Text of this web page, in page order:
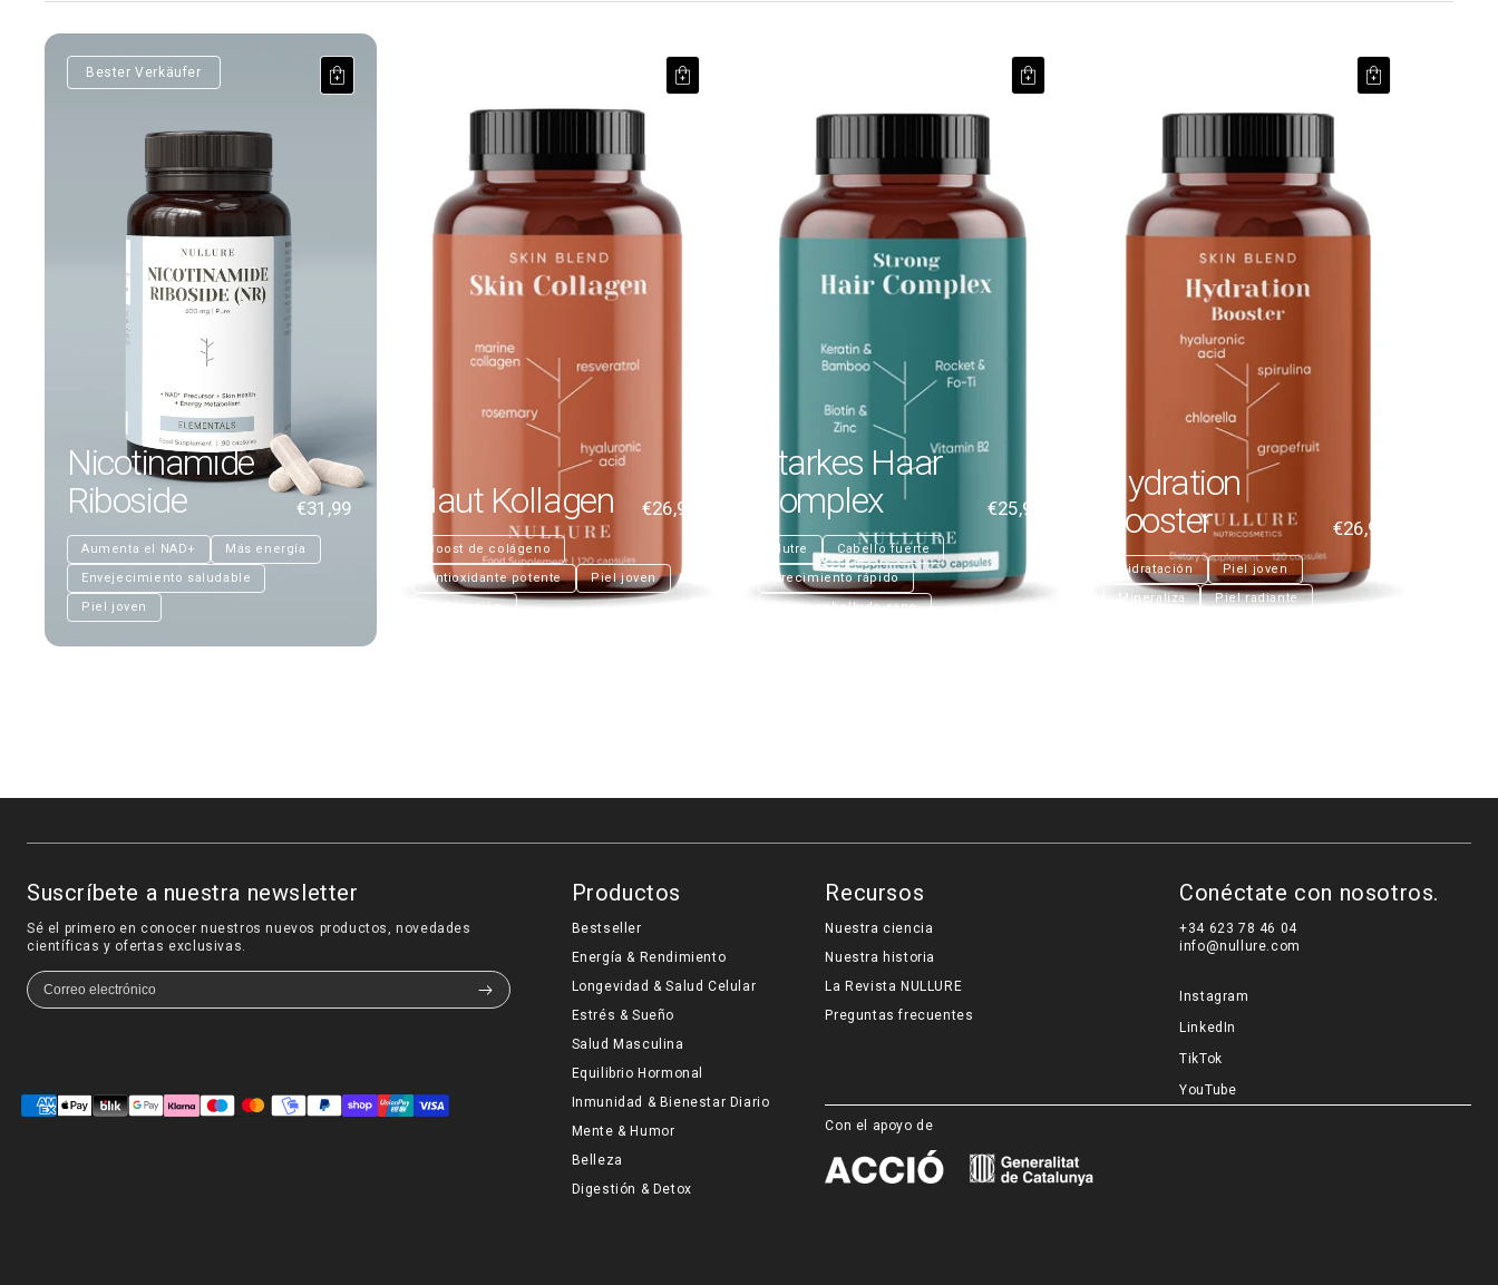
Filtrar
Ordenar por:
Nicotinamide Riboside
Bester Verkäufer
Nicotinamide
Riboside
€31,99
Aumenta el NAD+
Más energía
Envejecimiento saludable
Piel joven
Haut Kollagen €26,99
Boost de colágeno
Antioxidante potente
Piel joven
Hidratación
Starkes Haar
Komplex
€25,99
Nutre
Cabello fuerte
Crecimiento rápido
Cuero cabelludo sano
Hydration
Booster
€26,99
Hidratación
Piel joven
Mineraliza
Piel radiante
Suscríbete a nuestra newsletter
Sé el primero en conocer nuestros nuevos productos, novedades
científicas y ofertas exclusivas.
Formas
Productos
Bestseller
Energía & Rendimiento
Longevidad & Salud Celular
Estrés & Sueño
Salud Masculina
Equilibrio Hormonal
Inmunidad & Bienestar Diario
Mente & Humor
Belleza
Digestión & Detox
Recursos
Nuestra ciencia
Nuestra historia
La Revista NULLURE
Preguntas frecuentes
Conéctate con nosotros.
+34 623 78 46 04
info@nullure.com
Instagram
LinkedIn
TikTok
YouTube
Con el apoyo de